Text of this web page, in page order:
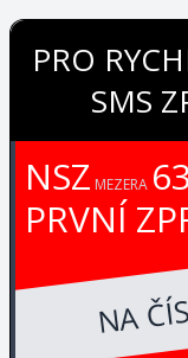
PRO
SMS
NSZ MEZERA
PRVNÍ
NA